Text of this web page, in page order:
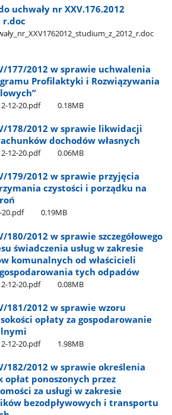
uchwały nr XXV.176.2012
r.doc
177/2012 w sprawie uchwalenia
Profilaktyki i Rozwiązywania
12-20.pdf 0.18MB
178/2012 w sprawie likwidacji
dochodów własnych
12-20.pdf 0.06MB
179/2012 w sprawie przyjęcia
czystości i porządku na
20.pdf 0.19MB
180/2012 w sprawie szczegółowego
świadczenia usług w zakresie
komunalnych od właścicieli
tych odpadów
12-20.pdf 0.08MB
181/2012 w sprawie wzoru
opłaty za gospodarowanie
12-20.pdf 1.98MB
182/2012 w sprawie określenia
ponoszonych przez
za usługi w zakresie
bezodpływowych i transportu